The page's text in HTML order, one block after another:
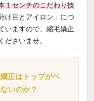
１センチのこだわり技
け目とアイロン」につ
いますので、縮毛矯正
さいませ。
正はトップがペ
いのか？
ップピース
ピクシーカット
ム
ン施術